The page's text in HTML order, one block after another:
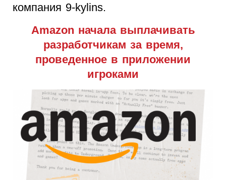
компания 9-kylins.
Amazon начала выплачивать
разработчикам за время,
проведенное в приложении
игроками